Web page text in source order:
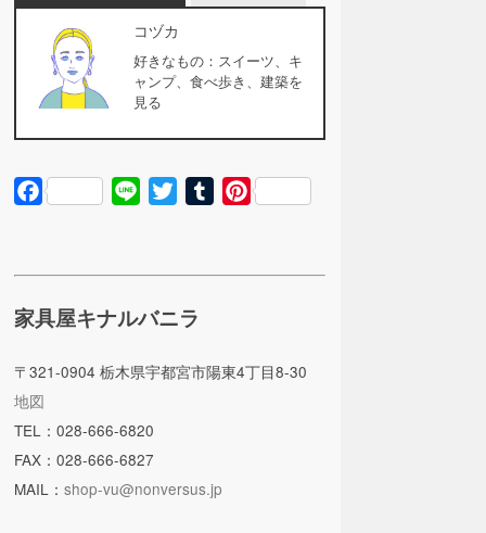
コヅカ
好きなもの：スイーツ、キ
ャンプ、食べ歩き、建築を
見る
Facebook Line TwitterTumblrPinterest
家具屋キナルバニラ
〒321-0904 栃木県宇都宮市陽東4丁目8-30
地図
TEL：028-666-6820
FAX：028-666-6827
MAIL：shop-vu@nonversus.jp